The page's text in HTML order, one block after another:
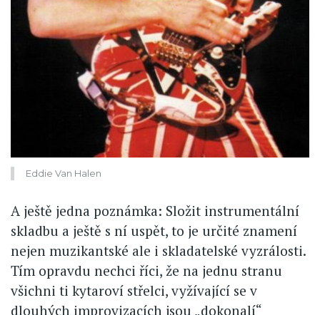
Eddie Van Halen
A ještě jedna poznámka: Složit instrumentální
skladbu a ještě s ní uspět, to je určité znamení
nejen muzikantské ale i skladatelské vyzrálosti.
Tím opravdu nechci říci, že na jednu stranu
všichni ti kytaroví střelci, vyžívající se v
dlouhých improvizacích jsou „dokonalí“